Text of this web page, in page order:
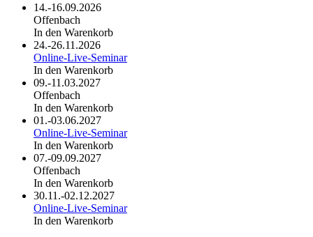
14.-16.09.2026
Offenbach
In den Warenkorb
24.-26.11.2026
Online-Live-Seminar
In den Warenkorb
09.-11.03.2027
Offenbach
In den Warenkorb
01.-03.06.2027
Online-Live-Seminar
In den Warenkorb
07.-09.09.2027
Offenbach
In den Warenkorb
30.11.-02.12.2027
Online-Live-Seminar
In den Warenkorb